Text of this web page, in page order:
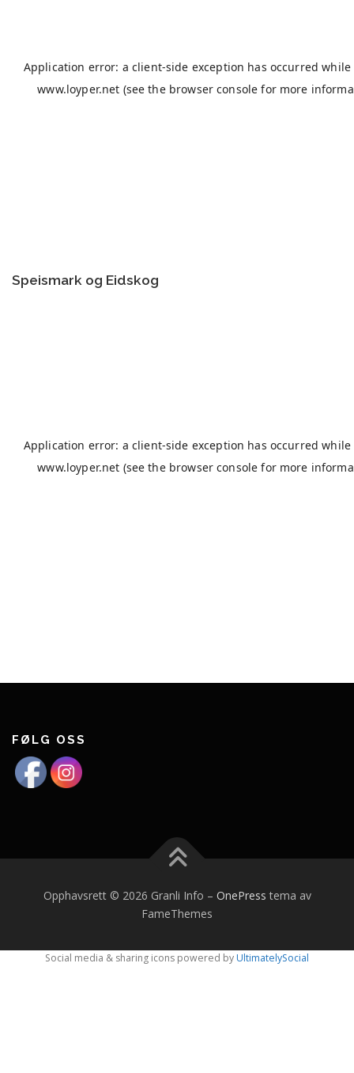
Speismark og Eidskog
FØLG OSS
Opphavsrett © 2026 Granli Info – OnePress tema av
FameThemes
Social media & sharing icons powered byUltimatelySocial